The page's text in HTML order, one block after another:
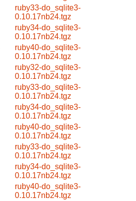
ruby33-do_sqlite3-
0.10.17nb24.tgz
ruby34-do_sqlite3-
0.10.17nb24.tgz
ruby40-do_sqlite3-
0.10.17nb24.tgz
ruby32-do_sqlite3-
0.10.17nb24.tgz
ruby33-do_sqlite3-
0.10.17nb24.tgz
ruby34-do_sqlite3-
0.10.17nb24.tgz
ruby40-do_sqlite3-
0.10.17nb24.tgz
ruby33-do_sqlite3-
0.10.17nb24.tgz
ruby34-do_sqlite3-
0.10.17nb24.tgz
ruby40-do_sqlite3-
0.10.17nb24.tgz